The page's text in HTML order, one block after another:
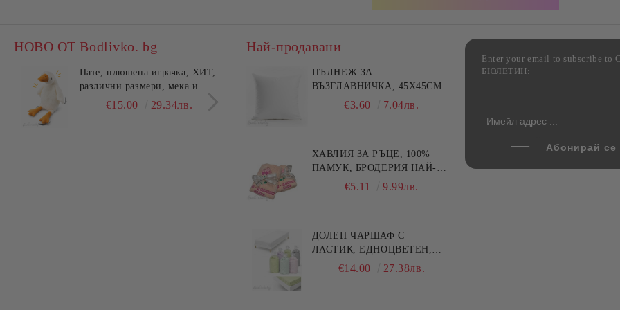
НОВО ОТ Bodlivko. bg
Пате, плюшена играчка, ХИТ,
различни размери, мека и
гушлива€15.00 29.34лв.
Калъфка за възглавница ,
едноцветна, 100% памук,
различни цветове по избор
€4.00 7.82лв.
Комплект за алкохолни
Най-продавани
ПЪЛНЕЖ ЗА
ВЪЗГЛАВНИЧКА, 45X45СМ.
€3.60 7.04лв.
ХАВЛИЯ ЗА РЪЦЕ, 100%
ПАМУК, БРОДЕРИЯ НАЙ-
ДОБАРАТА МАЙКА/БАБА ,
€5.11 9.99лв.
ДОЛЕН ЧАРШАФ С
ЛАСТИК, ЕДНОЦВЕТЕН,
100% ПАМУК, РАЗЛИЧНИ
€14.00 27.38лв.
Enter your email to subscribe
БЮЛЕТИН: